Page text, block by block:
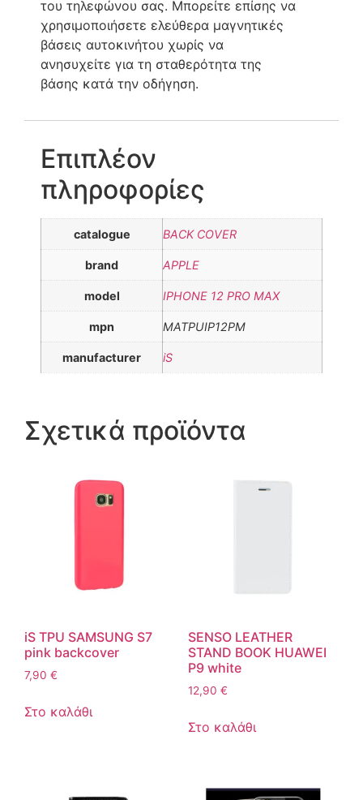
του τηλεφώνου σας. Μπορείτε επίσης να
χρησιμοποιήσετε ελεύθερα μαγνητικές
βάσεις αυτοκινήτου χωρίς να
ανησυχείτε για τη σταθερότητα της
βάσης κατά την οδήγηση.
Επιπλέον
πληροφορίες
catalogue BACK COVER
brand APPLE
model IPHONE 12 PRO MAX
mpn MATPUIP12PM
manufacturer iS
Σχετικά προϊόντα
iS TPU SAMSUNG S7
pink backcover
7,90 €
Στο καλάθι
SENSO LEATHER
STAND BOOK HUAWEI
P9 white
12,90 €
Στο καλάθι